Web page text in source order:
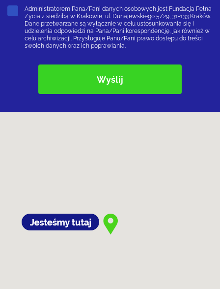
Administratorem Pana/Pani danych osobowych jest Fundacja Pełna
Życia z siedzibą w Krakowie, ul. Dunajewskiego 5/29, 31-133 Kraków.
Dane przetwarzane są wyłącznie w celu ustosunkowania się i
udzielenia odpowiedzi na Pana/Pani korespondencję, jak również w
celu archiwizacji. Przysługuje Panu/Pani prawo dostępu do treści
swoich danych oraz ich poprawiania.